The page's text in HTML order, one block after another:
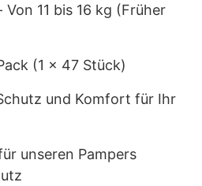
11 bis 16 kg (Früher
(1 x 47 Stück)
und Komfort für Ihr
unseren Pampers